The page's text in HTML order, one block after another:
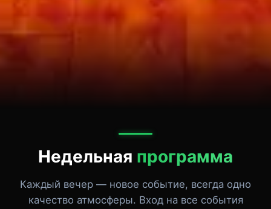
Недельная программа
Каждый вечер — новое событие, всегда одно
качество атмосферы. Вход на все события